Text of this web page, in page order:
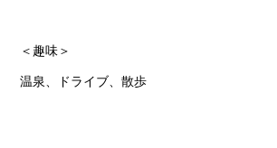
＜趣味＞
温泉、ドライブ、散歩